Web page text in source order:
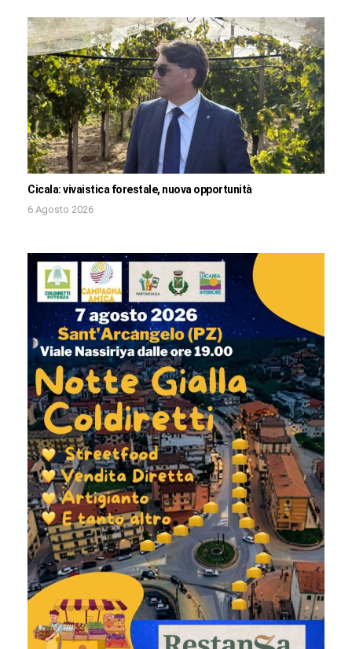
Cicala: vivaistica forestale, nuova opportunità
6 Agosto 2026